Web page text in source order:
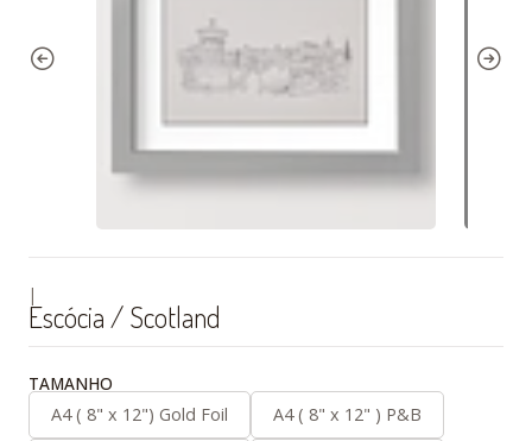
|
Escócia / Scotland
TAMANHO
A4 ( 8" x 12") Gold Foil
A4 ( 8" x 12" ) P&B